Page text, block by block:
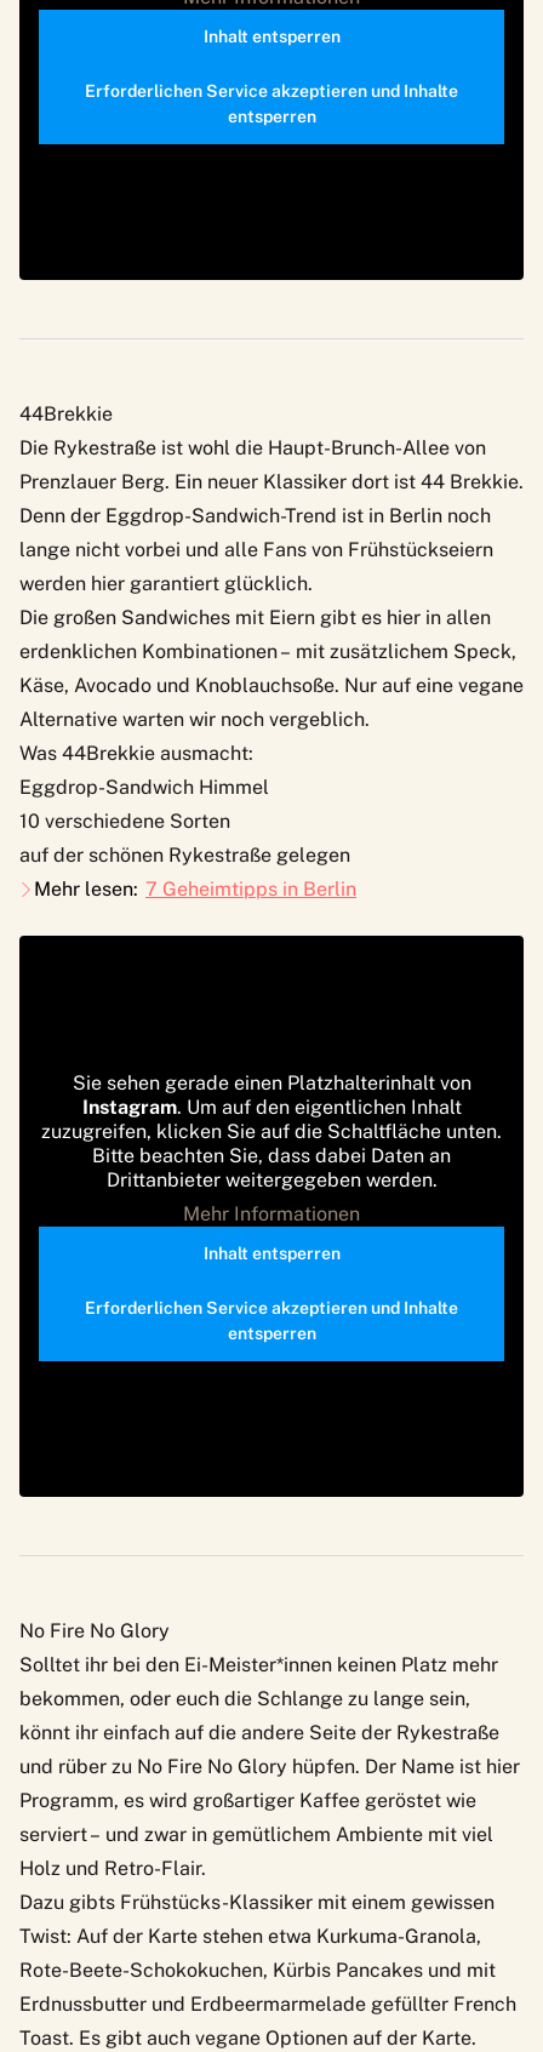
Inhalt entsperren
Erforderlichen Service akzeptieren und Inhalte
entsperren
44Brekkie
Die Rykestraße ist wohl die Haupt-Brunch-Allee von
Prenzlauer Berg. Ein neuer Klassiker dort ist 44 Brekkie.
Denn der Eggdrop-Sandwich-Trend ist in Berlin noch
lange nicht vorbei und alle Fans von Frühstückseiern
werden hier garantiert glücklich.
Die großen Sandwiches mit Eiern gibt es hier in allen
erdenklichen Kombinationen – mit zusätzlichem Speck,
Käse, Avocado und Knoblauchsoße. Nur auf eine vegane
Alternative warten wir noch vergeblich.
Was 44Brekkie ausmacht:
Eggdrop-Sandwich Himmel
10 verschiedene Sorten
auf der schönen Rykestraße gelegen
Mehr lesen: 7 Geheimtipps in Berlin
Sie sehen gerade einen Platzhalterinhalt von
Instagram. Um auf den eigentlichen Inhalt
zuzugreifen, klicken Sie auf die Schaltfläche unten.
Bitte beachten Sie, dass dabei Daten an
Drittanbieter weitergegeben werden.
Mehr Informationen
Inhalt entsperren
Erforderlichen Service akzeptieren und Inhalte
entsperren
No Fire No Glory
Solltet ihr bei den Ei-Meister*innen keinen Platz mehr
bekommen, oder euch die Schlange zu lange sein,
könnt ihr einfach auf die andere Seite der Rykestraße
und rüber zu No Fire No Glory hüpfen. Der Name ist hier
Programm, es wird großartiger Kaffee geröstet wie
serviert – und zwar in gemütlichem Ambiente mit viel
Holz und Retro-Flair.
Dazu gibts Frühstücks-Klassiker mit einem gewissen
Twist: Auf der Karte stehen etwa Kurkuma-Granola,
Rote-Beete-Schokokuchen, Kürbis Pancakes und mit
Erdnussbutter und Erdbeermarmelade gefüllter French
Toast. Es gibt auch vegane Optionen auf der Karte.